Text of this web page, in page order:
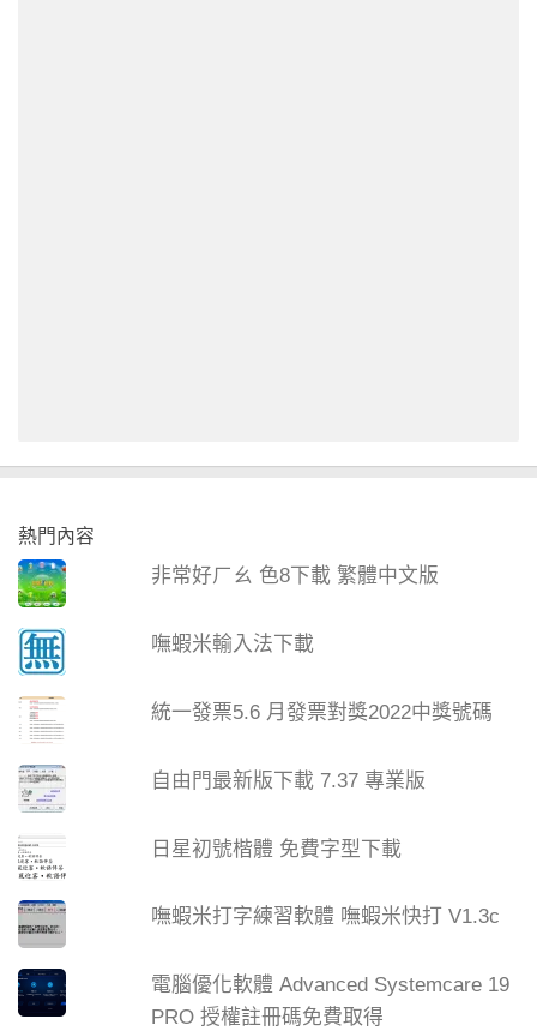
熱門內容
非常好ㄏㄠ 色8下載 繁體中文版
嘸蝦米輸入法下載
統一發票5.6 月發票對獎2022中獎號碼
自由門最新版下載 7.37 專業版
日星初號楷體 免費字型下載
嘸蝦米打字練習軟體 嘸蝦米快打 V1.3c
電腦優化軟體 Advanced Systemcare 19
PRO 授權註冊碼免費取得